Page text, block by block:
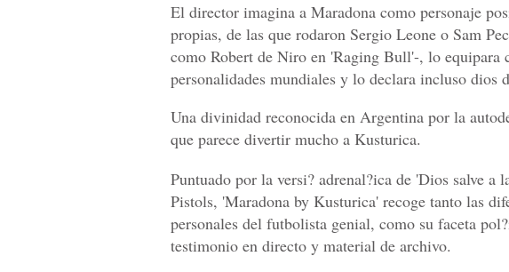
El director imagina a Maradona como personaje
propias, de las que rodaron Sergio Leone o Sam
como Robert de Niro en 'Raging Bull'-, lo equipara
personalidades mundiales y lo declara incluso dios
Una divinidad reconocida en Argentina por la
que parece divertir mucho a Kusturica.
Puntuado por la versi? adrenal?ica de 'Dios salve a
Pistols, 'Maradona by Kusturica' recoge tanto las
personales del futbolista genial, como su faceta
testimonio en directo y material de archivo.